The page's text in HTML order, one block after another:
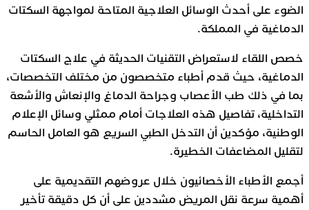
الضوء على أحدث الوسائل العلاجية المتاحة لمواجهة السكتات
الدماغية في المملكة.
خصص اللقاء لاستعراض التقنيات الحديثة في علاج السكتات
الدماغية، حيث قدم أطباء متخصصون من مختلف التخصصات،
بما في ذلك طب الأعصاب وجراحة الدماغ والإنعاش والأشعة
التداخلية، تفاصيل هذه العلاجات أمام ممثلي وسائل الإعلام
الوطنية، مؤكدين أن التدخل الطبي السريع هو العامل الحاسم
لتقليل المضاعفات الخطيرة.
أجمع الأطباء الأخصائيون خلال عروضهم التقديمية على
أهمية سرعة نقل المريض مشددين على أن كل دقيقة تأخير